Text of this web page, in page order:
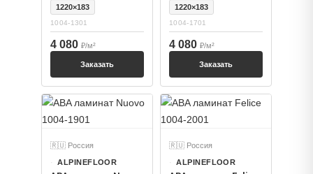
1220×183
1004-1301
4 080 ₽/м²
Заказать
1220×183
1004-1701
4 080 ₽/м²
Заказать
🇷🇺 Россия
ALPINEFLOOR
🇷🇺 Россия
ALPINEFLOOR